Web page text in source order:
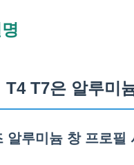
T4 T7은 알루미
알루미늄 창 프로필